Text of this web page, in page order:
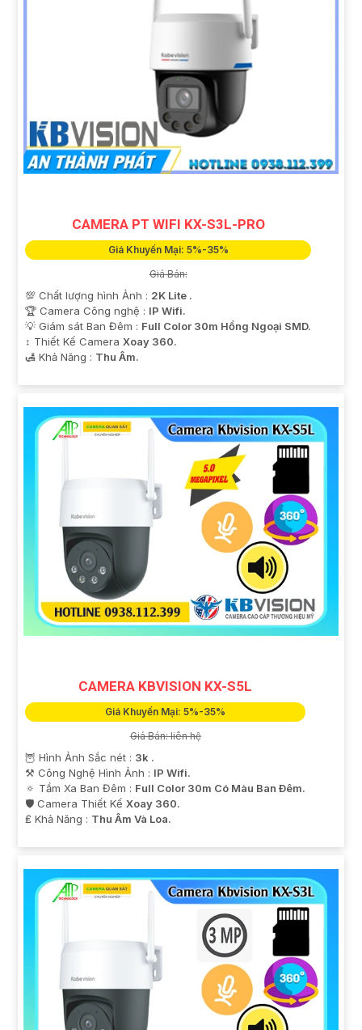
CAMERA PT WIFI KX-S3L-PRO
Giá Khuyến Mại: 5%-35%
Giá Bán:
💯 Chất lượng hình Ảnh : 2K Lite .
🏆 Camera Công nghệ : IP Wifi.
💡 Giám sát Ban Đêm : Full Color 30m Hồng Ngoại SMD.
↕️ Thiết Kế Camera Xoay 360.
️🛃 Khả Năng : Thu Âm.
CAMERA KBVISION KX-S5L
Giá Khuyến Mại: 5%-35%
Giá Bán: liên hệ
🦉 Hình Ảnh Sắc nét : 3k .
⚒ Công Nghệ Hình Ảnh : IP Wifi.
🔅 Tầm Xa Ban Đêm : Full Color 30m Có Màu Ban Ðêm.
🛡 Camera Thiết Kế Xoay 360.
️₤ Khả Năng : Thu Âm Và Loa.